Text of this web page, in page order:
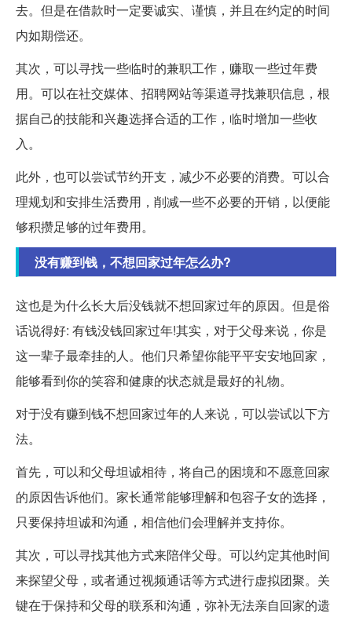
去。但是在借款时一定要诚实、谨慎，并且在约定的时间
内如期偿还。
其次，可以寻找一些临时的兼职工作，赚取一些过年费
用。可以在社交媒体、招聘网站等渠道寻找兼职信息，根
据自己的技能和兴趣选择合适的工作，临时增加一些收
入。
此外，也可以尝试节约开支，减少不必要的消费。可以合
理规划和安排生活费用，削减一些不必要的开销，以便能
够积攒足够的过年费用。
没有赚到钱，不想回家过年怎么办?
这也是为什么长大后没钱就不想回家过年的原因。但是俗
话说得好: 有钱没钱回家过年!其实，对于父母来说，你是
这一辈子最牵挂的人。他们只希望你能平平安安地回家，
能够看到你的笑容和健康的状态就是最好的礼物。
对于没有赚到钱不想回家过年的人来说，可以尝试以下方
法。
首先，可以和父母坦诚相待，将自己的困境和不愿意回家
的原因告诉他们。家长通常能够理解和包容子女的选择，
只要保持坦诚和沟通，相信他们会理解并支持你。
其次，可以寻找其他方式来陪伴父母。可以约定其他时间
来探望父母，或者通过视频通话等方式进行虚拟团聚。关
键在于保持和父母的联系和沟通，弥补无法亲自回家的遗